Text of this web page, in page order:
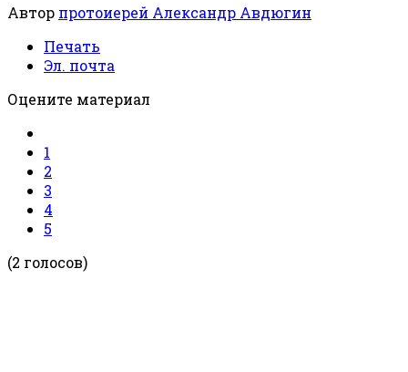
Автор протоиерей Александр Авдюгин
Печать
Эл. почта
Оцените материал
1
2
3
4
5
(2 голосов)